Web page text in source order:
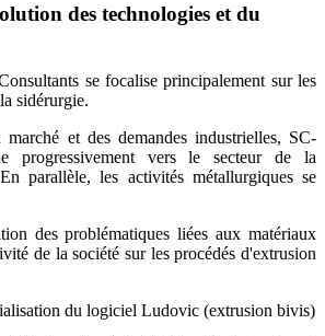
des technologies et du
se focalise principalement sur les
sidérurgie.
et des demandes industrielles, SC-
progressivement vers le secteur de la
parallèle, les activités métallurgiques se
des problématiques liées aux matériaux
de la société sur les procédés d'extrusion
du logiciel Ludovic (extrusion bivis)